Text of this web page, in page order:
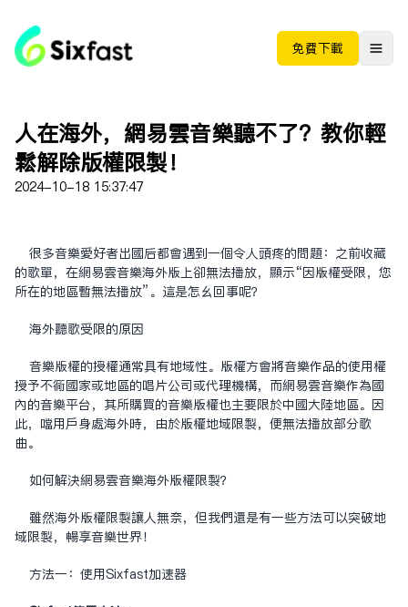
免费下载
人在海外，网易云音乐听不了？教你轻
松解除版权限制！
2024-10-18 15:37:47
很多音乐爱好者出国后都会遇到一个令人头疼的问题：之前收藏
的歌单，在网易云音乐海外版上却无法播放，显示“因版权受限，您
所在的地区暂无法播放”。这是怎么回事呢？
海外听歌受限的原因
音乐版权的授权通常具有地域性。版权方会将音乐作品的使用权
授予不同国家或地区的唱片公司或代理机构，而网易云音乐作为国
内的音乐平台，其所购买的音乐版权也主要限于中国大陆地区。因
此，当用户身处海外时，由于版权地域限制，便无法播放部分歌
曲。
如何解决网易云音乐海外版权限制？
虽然海外版权限制让人无奈，但我们还是有一些方法可以突破地
域限制，畅享音乐世界！
方法一：使用Sixfast加速器